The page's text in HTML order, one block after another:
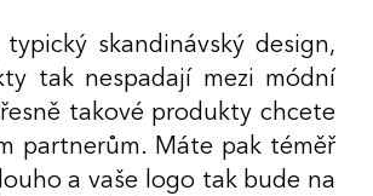
skandinávský design,
tak nespadají mezi módní
takové produkty chcete
partnerům. Máte pak téměř
a vaše logo tak bude na